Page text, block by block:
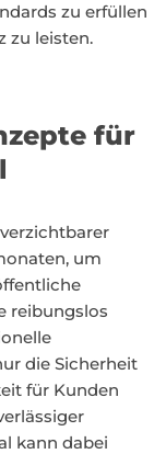
zu erfüllen
zu leisten.
für
um
reibungslos
die Sicherheit
für Kunden
kann dabei